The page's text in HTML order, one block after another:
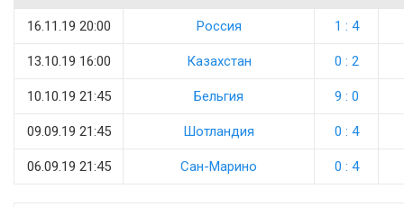
16.11.19 20:00 Россия 1 : 4
13.10.19 16:00 Казахстан 0 : 2
10.10.19 21:45 Бельгия 9 : 0
09.09.19 21:45 Шотландия 0 : 4
06.09.19 21:45 Сан-Марино 0 : 4